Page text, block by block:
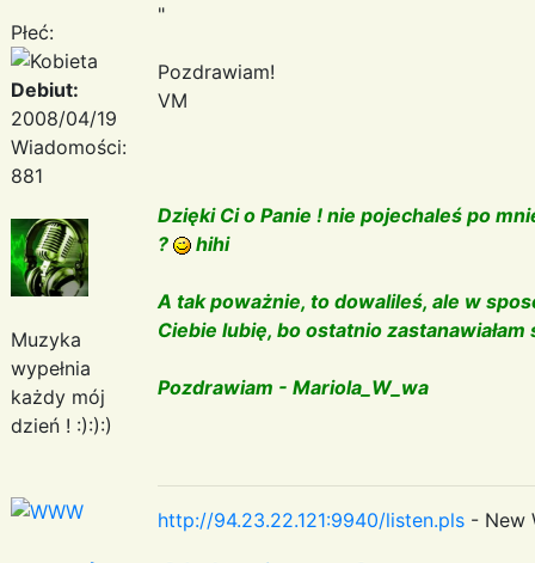
Płeć:
Debiut:
2008/04/19
Wiadomości:
881
Muzyka
wypełnia
każdy mój
dzień ! :):):)
"
Pozdrawiam!
VM
Dzięki Ci o Panie ! nie pojechaleś po
?
hihi
A tak poważnie, to dowalileś, ale w
Ciebie lubię, bo ostatnio
Pozdrawiam - Mariola_W_wa
http://94.23.22.121:9940/listen.pls - New